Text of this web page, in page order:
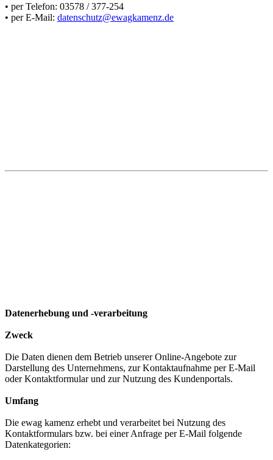
• per Telefon: 03578 / 377-254
• per E-Mail: datenschutz@ewagkamenz.de
Datenerhebung und -verarbeitung
Zweck
Die Daten dienen dem Betrieb unserer Online-Angebote zur
Darstellung des Unternehmens, zur Kontaktaufnahme per E-Mail
oder Kontaktformular und zur Nutzung des Kundenportals.
Umfang
Die ewag kamenz erhebt und verarbeitet bei Nutzung des
Kontaktformulars bzw. bei einer Anfrage per E-Mail folgende
Datenkategorien: